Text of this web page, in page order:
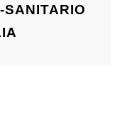
SANITARIO